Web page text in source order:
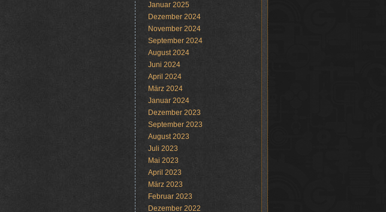
Januar 2025
Dezember 2024
November 2024
September 2024
August 2024
Juni 2024
April 2024
März 2024
Januar 2024
Dezember 2023
September 2023
August 2023
Juli 2023
Mai 2023
April 2023
März 2023
Februar 2023
Dezember 2022